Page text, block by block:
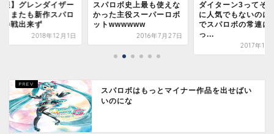
報】グレンダイザー
、またも新作スパロ
参戦出来ず
2018年12月1日
スパロボ史上最も使えな
かった主役スーパーロボ
ットwwwwww
2016年7月27日
ダイターン3ってそ
に人気でもないのに
でスパロボの常連に
っ...
2017年10
スパロボはもっとマイナー作品を出せばい
いのにな